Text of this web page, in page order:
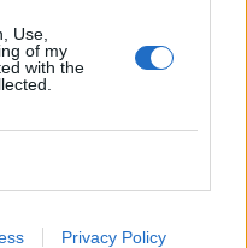
Use,
of my
with the
Privacy Policy